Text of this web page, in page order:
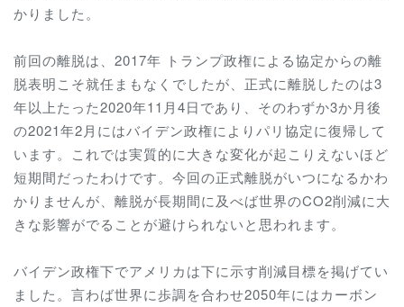
かりました。
前回の離脱は、2017年 トランプ政権による協定からの離
脱表明こそ就任まもなくでしたが、正式に離脱したのは3
年以上たった2020年11月4日であり、そのわずか3か月後
の2021年2月にはバイデン政権によりパリ協定に復帰して
います。これでは実質的に大きな変化が起こりえないほど
短期間だったわけです。今回の正式離脱がいつになるかわ
かりませんが、離脱が長期間に及べば世界のCO2削減に大
きな影響がでることが避けられないと思われます。
バイデン政権下でアメリカは下に示す削減目標を掲げてい
ました。言わば世界に歩調を合わせ2050年にはカーボン